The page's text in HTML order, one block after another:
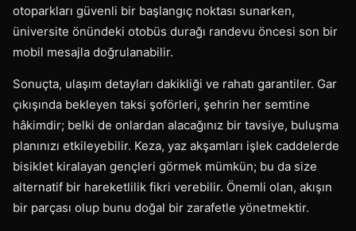
otoparkları güvenli bir başlangıç noktası sunarken,
üniversite önündeki otobüs durağı randevu öncesi son bir
mobil mesajla doğrulanabilir.
Sonuçta, ulaşım detayları dakikliği ve rahatı garantiler. Gar
çıkışında bekleyen taksi şoförleri, şehrin her semtine
hâkimdir; belki de onlardan alacağınız bir tavsiye, buluşma
planınızı etkileyebilir. Keza, yaz akşamları işlek caddelerde
bisiklet kiralayan gençleri görmek mümkün; bu da size
alternatif bir hareketlilik fikri verebilir. Önemli olan, akışın
bir parçası olup bunu doğal bir zarafetle yönetmektir.